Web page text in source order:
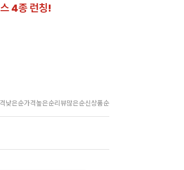
4종 런칭!
낮은순가격높은순리뷰많은순신상품순